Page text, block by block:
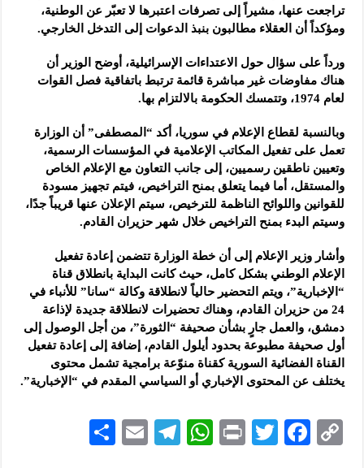
تراجعت عنها، مشيراً إلى تصرفات اعتبرها لا تعبّر عن الوطنية،
ومؤكداً أن العقلاء مطالبون بنبذ الدعوات إلى التدخل الخارجي.
ورداً على سؤال حول الاعتداءات الإسرائيلية، أوضح الوزير أن
هناك مفاوضات غير مباشرة قائمة ترتبط باتفاقية فصل القوات
لعام 1974، وتتمسك الحكومة بالالتزام بها.
وبالنسبة لقطاع الإعلام في سوريا، أكد “المصطفى” أن الوزارة
تعمل على تفعيل المكاتب الإعلامية في المؤسسات الرسمية،
وتعيين ناطقين رسميين، إلى جانب التعاون مع الإعلام الخاص
والمستقل، أما فيما يتعلق بمنح التراخيص، فيتم تجهيز مسودة
للقوانين واللوائح الناظمة للترخيص، سيتم الإعلان عنها قريباً جدًا،
وسيتم البدء بمنح التراخيص خلال شهر حزيران القادم.
وأشار وزير الإعلام إلى أن خطة الوزارة تتضمن إعادة تفعيل
الإعلام الوطني بشكل كامل، حيث كانت البداية بانطلاق قناة
“الإخبارية”، ويتم التحضير حالياً لانطلاقة وكالة “سانا” للأنباء في
24 من حزيران القادم، وهناك تحضيرات لانطلاقة جديدة لإذاعة
دمشق، والعمل جارٍ بشأن صحيفة “الثورة”، من أجل الوصول إلى
أول صحيفة مطبوعة بحدود أيلول القادم، إضافة إلى إعادة تفعيل
القناة الفضائية السورية كقناة منوّعة برامجية تشمل محتوى
يختلف عن المحتوى الإخباري أو السياسي المقدم في “الإخبارية”.
C
F
T
P
W
Te
E